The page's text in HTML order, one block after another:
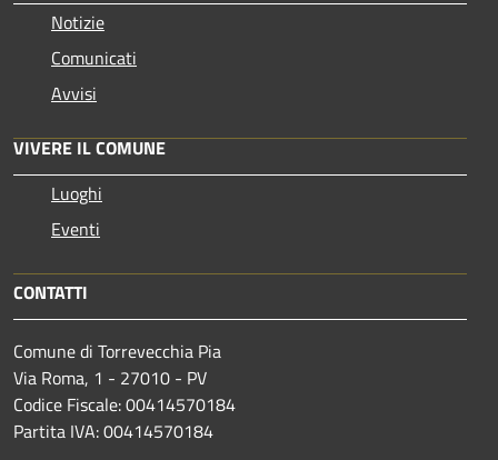
Notizie
Comunicati
Avvisi
VIVERE IL COMUNE
Luoghi
Eventi
CONTATTI
Comune di Torrevecchia Pia
Via Roma, 1 - 27010 - PV
Codice Fiscale: 00414570184
Partita IVA: 00414570184